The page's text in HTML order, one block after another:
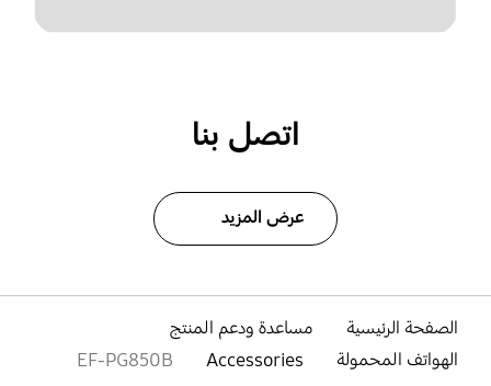
اتصل بنا
عرض المزيد
الصفحة الرئيسية
مساعدة ودعم المنتج
الهواتف المحمولة
Accessories
EF-PG850B